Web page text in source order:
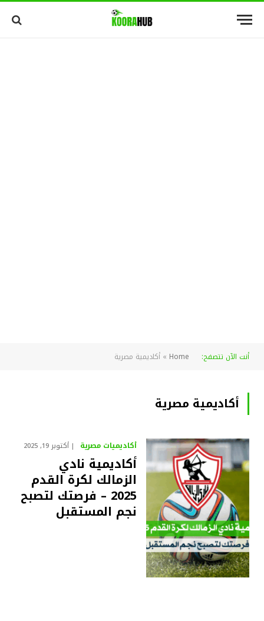
أنت الآن تتصفح: Home
» أكاديمية مصرية
أكاديمية مصرية
أكاديميات مصرية أكتوبر 19, 2025
أكاديمية نادي
الزمالك لكرة القدم
2025 – فرصتك لتصبح
نجم المستقبل